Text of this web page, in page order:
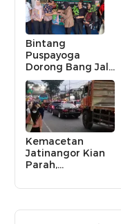
Bintang
Puspayoga
Dorong Bang Jali
Naik Kelas,
Literasi hingga
UMKM Digital
Jadi Fokus
Kemacetan
Jatinangor Kian
Parah,
JPO Dinilai Jadi